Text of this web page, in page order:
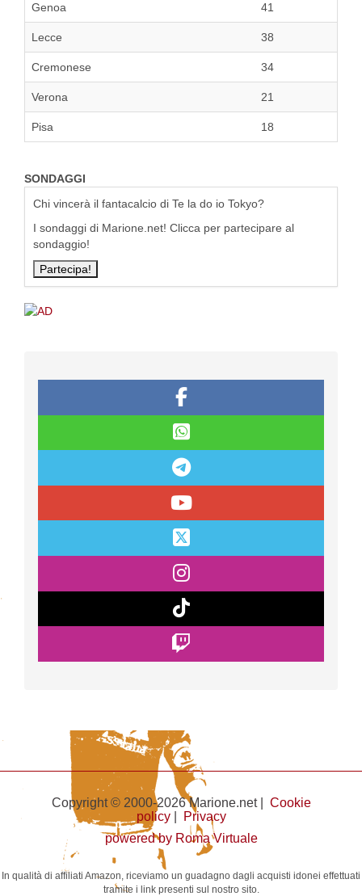
Genoa 41
Lecce 38
Cremonese 34
Verona 21
Pisa 18
SONDAGGI
Chi vincerà il fantacalcio di Te la do io Tokyo?
I sondaggi di Marione.net! Clicca per partecipare al
sondaggio!
Copyright © 2000-2026 Marione.net | Cookie
policy|
Privacy
powered by Roma Virtuale
In qualità di affiliati Amazon, riceviamo un guadagno dagli acquisti idonei effettuati
tramite i link presenti sul nostro sito.